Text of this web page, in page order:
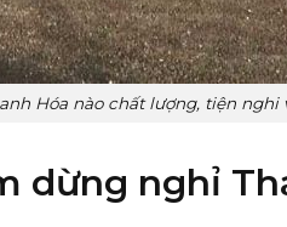
Hóa nào chất lượng, tiện nghi
dừng nghỉ